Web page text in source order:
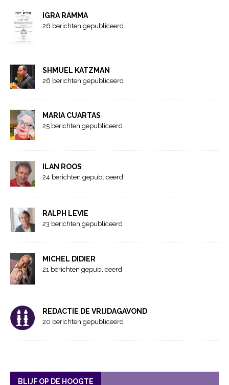
IGRA RAMMA
26 berichten gepubliceerd
SHMUEL KATZMAN
26 berichten gepubliceerd
MARIA CUARTAS
25 berichten gepubliceerd
ILAN ROOS
24 berichten gepubliceerd
RALPH LEVIE
23 berichten gepubliceerd
MICHEL DIDIER
21 berichten gepubliceerd
REDACTIE DE VRIJDAGAVOND
20 berichten gepubliceerd
BLIJF OP DE HOOGTE